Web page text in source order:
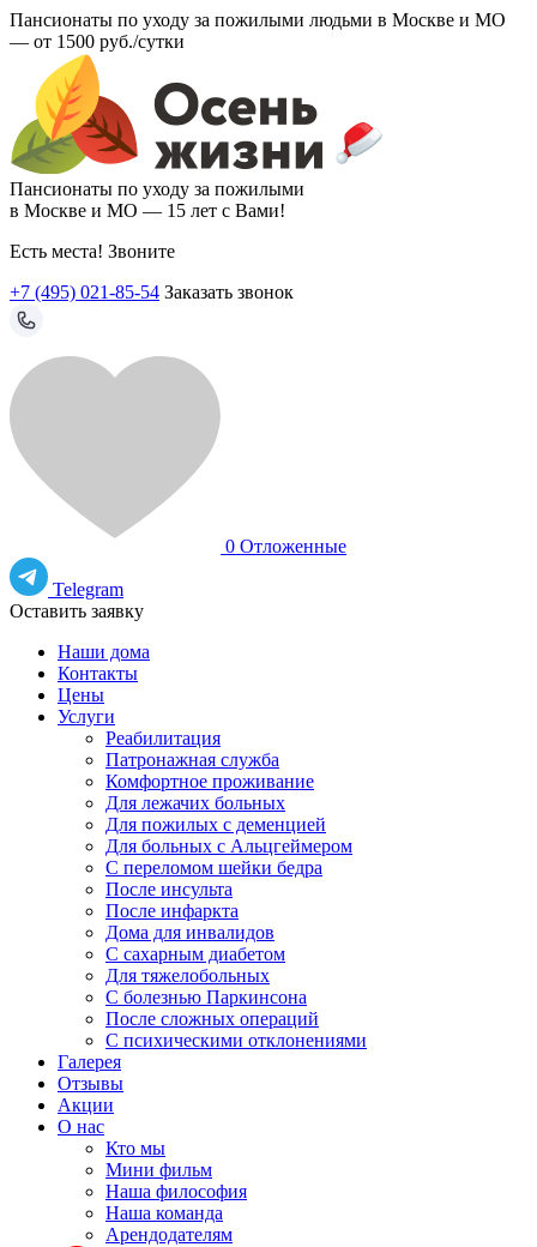
Пансионаты по уходу за пожилыми людьми в Москве и МО
— от 1500 руб./сутки
Пансионаты по уходу за пожилыми
в Москве и МО — 15 лет с Вами!
Есть места! Звоните
+7 (495) 021-85-54 Заказать звонок
0 Отложенные
Telegram
Оставить заявку
Наши дома
Контакты
Цены
Услуги
Реабилитация
Патронажная служба
Комфортное проживание
Для лежачих больных
Для пожилых с деменцией
Для больных с Альцгеймером
С переломом шейки бедра
После инсульта
После инфаркта
Дома для инвалидов
С сахарным диабетом
Для тяжелобольных
С болезнью Паркинсона
После сложных операций
С психическими отклонениями
Галерея
Отзывы
Акции
О нас
Кто мы
Мини фильм
Наша философия
Наша команда
Арендодателям